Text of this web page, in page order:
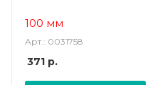
100 мм
Арт.: 0031758
371 р.